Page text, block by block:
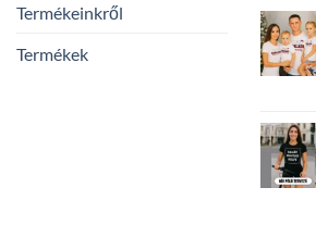
Termékeinkről
Termékek